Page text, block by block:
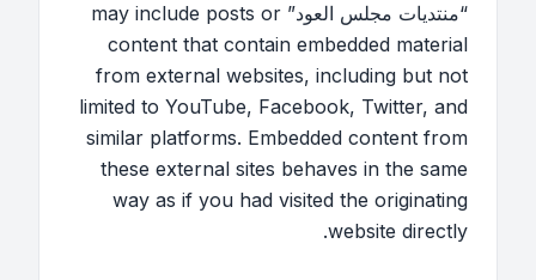
“منتديات مجلس العود” may include posts or
content that contain embedded material
from external websites, including but not
limited to YouTube, Facebook, Twitter, and
similar platforms. Embedded content from
these external sites behaves in the same
way as if you had visited the originating
website directly.